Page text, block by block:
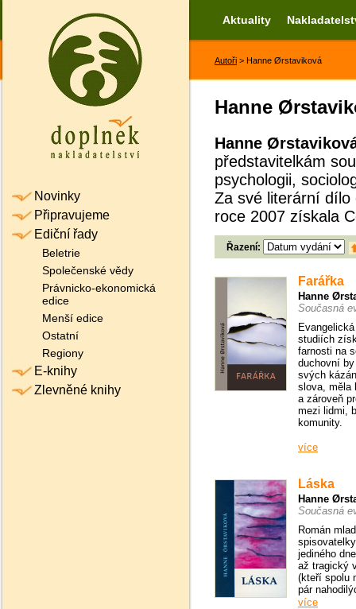
Novinky
Připravujeme
Ediční řady
Beletrie
Společenské vědy
Právnicko-ekonomická
edice
Menší edice
Ostatní
Regiony
E-knihy
Zlevněné knihy
Aktuality
Autoři > Hanne Ørstaviková
Hanne
Hanne
představitelkám
psychologii,
Za své literární
roce 2007 získala
Řazení:
Farářka
Hanne
Současná
studiích
farnosti na
duchovní
svých
slova, měla
a zároveň
mezi lidmi,
komunity.
více
Láska
Hanne
Současná
Román
jediného
až tragický
(kteří spolu
pár
více